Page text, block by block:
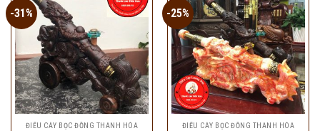
-31%
ĐIẾU CÀY BỌC ĐỒNG THANH HÓA
-25%
ĐIẾU CÀY BỌC ĐỒNG THANH HÓA